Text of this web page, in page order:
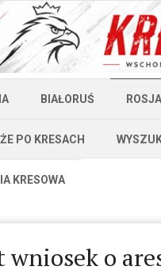
BIAŁORUŚ ROSJA
PO KRESACH
KRESOWA
wniosek o